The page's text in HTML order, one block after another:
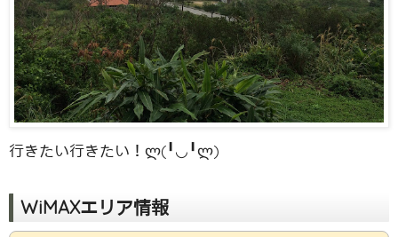
行きたい行きたい！ლ(╹◡╹ლ)
WiMAXエリア情報